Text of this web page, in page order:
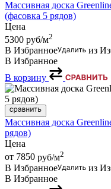
Массивная доска
(фасовка 5 рядов)
Цена
5300 руб/м2
В Избранное
из
В Избранное
В корзину
Массивная доска
рядов)
Цена
от 7850 руб/м2
В Избранное
из
В Избранное